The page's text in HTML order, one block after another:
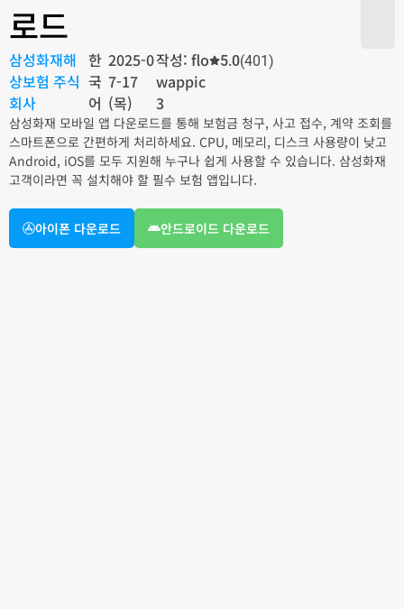
로드
삼성화재해
상보험 주식
회사
한
국
어
2025-0
7-17
(목)
작성: flo
wappic
3
5.0(401)
삼성화재 모바일 앱 다운로드를 통해 보험금 청구, 사고 접수, 계약 조회를
스마트폰으로 간편하게 처리하세요. CPU, 메모리, 디스크 사용량이 낮고
Android, iOS를 모두 지원해 누구나 쉽게 사용할 수 있습니다. 삼성화재
고객이라면 꼭 설치해야 할 필수 보험 앱입니다.
아이폰 다운로드 안드로이드 다운로드